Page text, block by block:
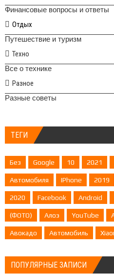
Финансовые вопросы и ответы
Отдых
Путешествие и туризм
Техно
Все о технике
Разное
Разные советы
ТЕГИ
Без Google 10 2021
Автомобиля IPhone 2019
2020 Facebook Android
(ФОТО) Алоэ YouTube
Авокадо Автомобиль
ПОПУЛЯРНЫЕ ЗАПИСИ